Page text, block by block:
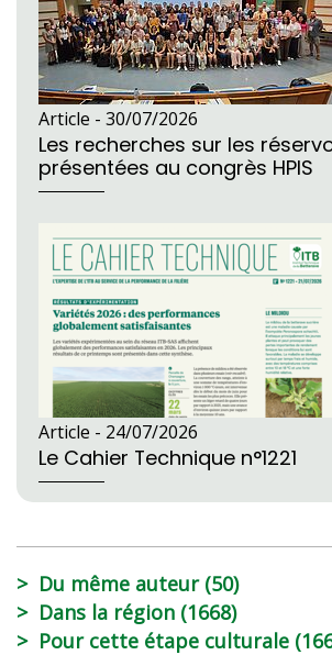
Article - 30/07/2026
Les recherches sur les
présentées au congrès HPIS
Article - 24/07/2026
Le Cahier Technique n°1221
Du même auteur (50)
Dans la région (1668)
Pour cette étape culturale